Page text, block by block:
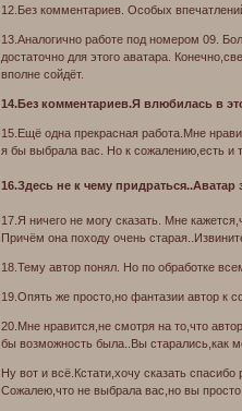
12.Без комментариев. Особых
13.Аналогично работе под номером 09.
достаточно для этого аватара.
вполне сойдёт.
14.Без комментариев.Я влюбилась в
15.Ещё одна прекрасная работа.Мне
я бы выбрала вас. Но к сожалению,есть и
16.Здесь не к чему придраться..Аватар
17.Я ничего не могу сказать. Мне
Причём она походу очень
18.Тему автор понял. Но по обработке
19.Опять же просто,но фантазии автор к
20.Мне нравится,не смотря на то,что
бы возможность была..Вы старались,как
Ну вот и всё.Кстати,хочу сказать
Сожалею,что не выбрала вас,но вы